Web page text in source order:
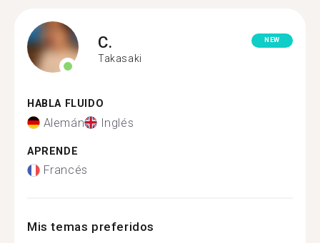
C.
Takasaki
NEW
HABLA FLUIDO
Alemán Inglés
APRENDE
Francés
Mis temas preferidos